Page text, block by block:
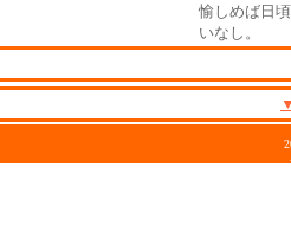
愉しめば日
いなし。